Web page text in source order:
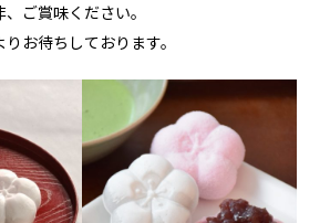
、ご賞味ください。
お待ちしております。